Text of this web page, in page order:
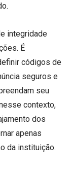
integridade
É
códigos de
seguros e
seu
contexto,
dos
apenas
da instituição.